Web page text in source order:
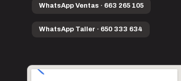
WhatsApp Ventas · 663 265 105
WhatsApp Taller · 650 333 634